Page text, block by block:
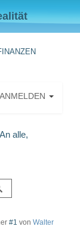
ANMELDEN
An alle,
#1 von Walter